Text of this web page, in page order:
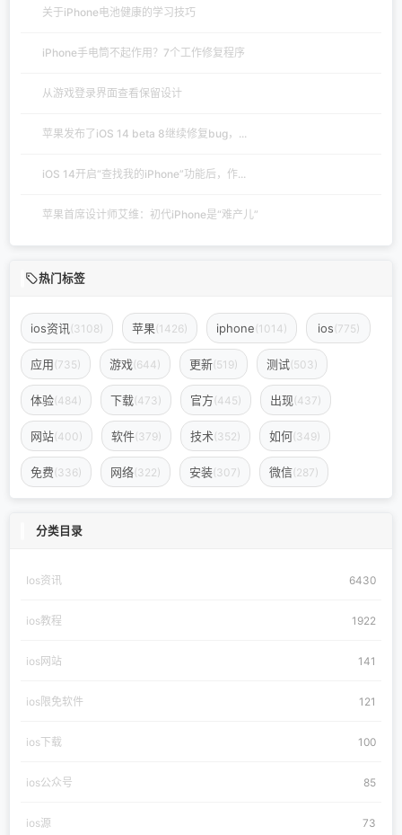
关于iPhone电池健康的学习技巧
iPhone手电筒不起作用？7个工作修复程序
从游戏登录界面查看保留设计
苹果发布了iOS 14 beta 8继续修复bug，...
iOS 14开启“查找我的iPhone”功能后，作...
苹果首席设计师艾维：初代iPhone是“难产儿”
热门标签
ios资讯(3108) 苹果(1426) iphone(1014) ios(775)
应用(735) 游戏(644) 更新(519) 测试(503)
体验(484) 下载(473) 官方(445) 出现(437)
网站(400) 软件(379) 技术(352) 如何(349)
免费(336) 网络(322) 安装(307) 微信(287)
分类目录
Ios资讯 6430
ios教程 1922
ios网站 141
ios限免软件 121
ios下载 100
ios公众号 85
ios源 73